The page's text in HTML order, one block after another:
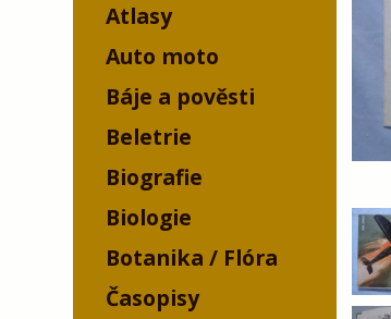
Atlasy
Auto moto
Báje a pověsti
Beletrie
Biografie
Biologie
Botanika / Flóra
Časopisy